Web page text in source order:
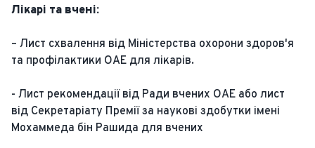
Лікарі та вчені:
– Лист схвалення від Міністерства охорони здоров'я
та профілактики ОАЕ для лікарів.
- Лист рекомендації від Ради вчених ОАЕ або лист
від Секретаріату Премії за наукові здобутки імені
Мохаммеда бін Рашида для вчених